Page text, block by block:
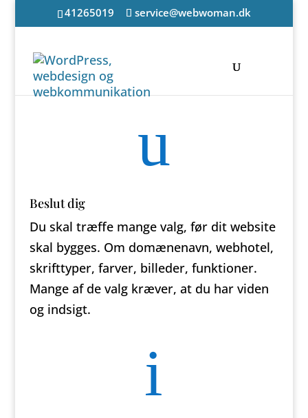
41265019 service@webwoman.dk
u
Beslut dig
Du skal træffe mange valg, før dit website
skal bygges. Om domænenavn, webhotel,
skrifttyper, farver, billeder, funktioner.
Mange af de valg kræver, at du har viden
og indsigt.
i